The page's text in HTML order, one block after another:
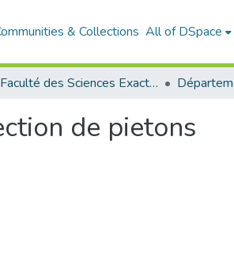
& Collections All of DSpace
Faculté des Sciences Exactes et de l'Informatique
de pietons